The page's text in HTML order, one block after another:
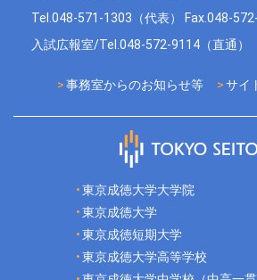
Tel.048-571-1303（代表） Fax.048-
入試広報室/Tel.048-572-9114（直通）
サイ
事務室からのお知らせ等
東京成徳大学大学院
東京成徳大学
東京成徳短期大学
東京成徳大学高等学校